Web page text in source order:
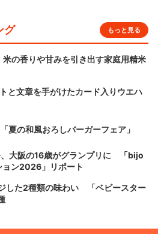
グ もっと見る
の香りや甘みを引き出す家庭用精米
と文章を手がけたカード入りウエハ
の和風おろしバーガーフェア」
、大阪の16歳がグランプリに 「bijo
ン2026」リポート
した2種類の味わい 「ベビースター